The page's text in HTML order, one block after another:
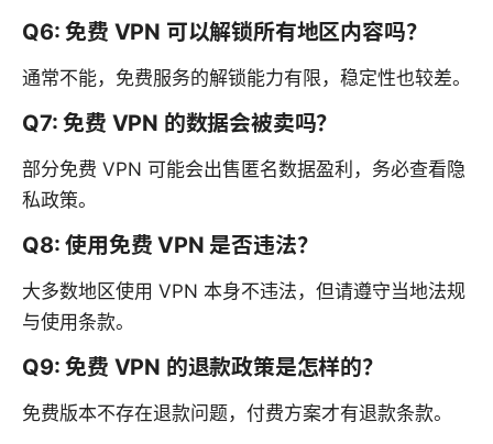
Q6: 免费 VPN 可以解锁所有地区内容吗？
通常不能，免费服务的解锁能力有限，稳定性也较差。
Q7: 免费 VPN 的数据会被卖吗？
部分免费 VPN 可能会出售匿名数据盈利，务必查看隐
私政策。
Q8: 使用免费 VPN 是否违法？
大多数地区使用 VPN 本身不违法，但请遵守当地法规
与使用条款。
Q9: 免费 VPN 的退款政策是怎样的？
免费版本不存在退款问题，付费方案才有退款条款。